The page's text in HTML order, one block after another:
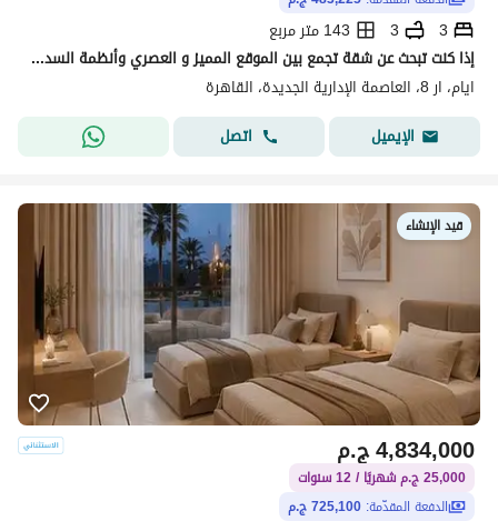
3
3
143 متر مربع
إذا كنت تبحث عن شقة تجمع بين الموقع المميز و العصري وأنظمة السداد مرنه ف فرصتك معانا تمتلك شقتك في أحد أفضل مواقع العاصمة الإدارية الجديدة.
ايام، ار 8، العاصمة الإدارية الجديدة، القاهرة
الإيميل
اتصل
قيد الإنشاء
ج.م4,834,000
25,000 ج.م شهريًا / 12 سنوات
الدفعة المقدّمة: 725,100 ج.م